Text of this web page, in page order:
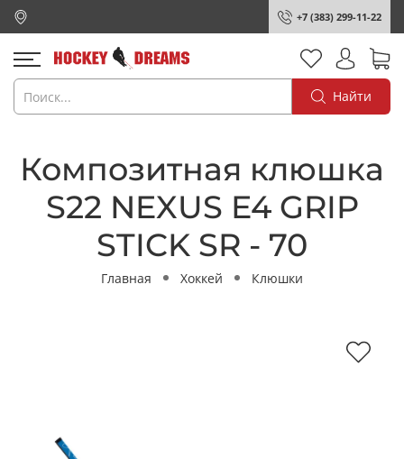
+7 (383) 299-11-22
Найти
Композитная клюшка
S22 NEXUS E4 GRIP
STICK SR - 70
Главная Хоккей Клюшки